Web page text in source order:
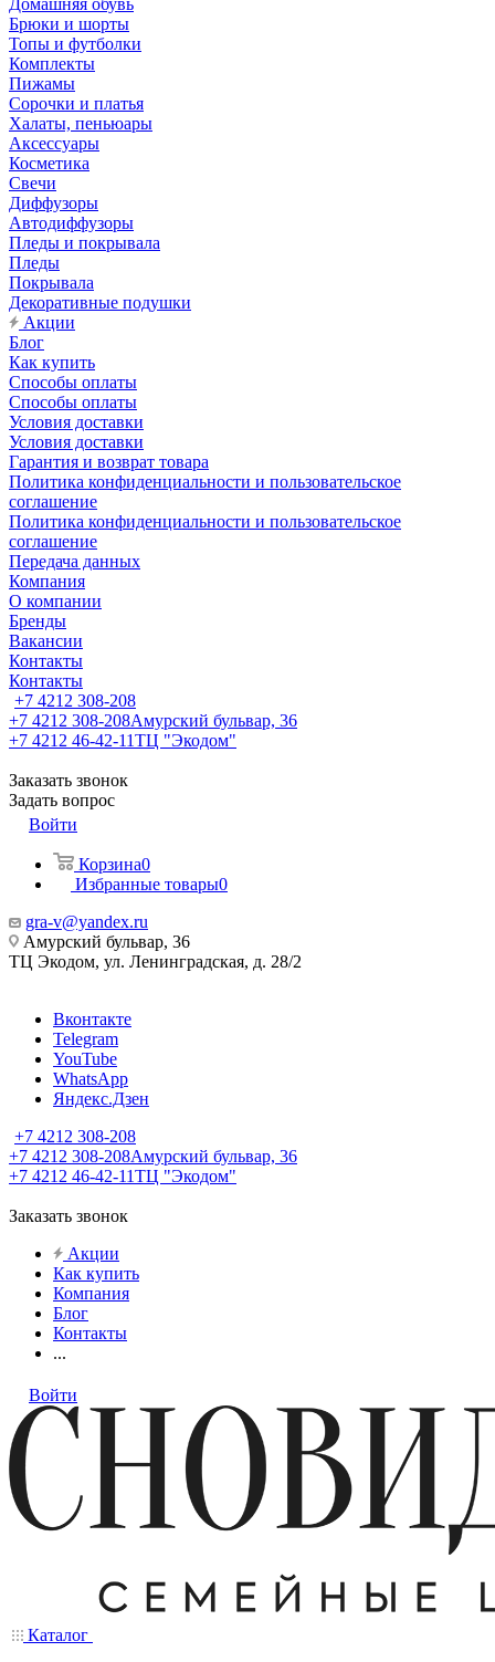
Домашняя обувь
Брюки и шорты
Топы и футболки
Комплекты
Пижамы
Сорочки и платья
Халаты, пеньюары
Аксессуары
Косметика
Свечи
Диффузоры
Автодиффузоры
Пледы и покрывала
Пледы
Покрывала
Декоративные подушки
Акции
Блог
Как купить
Способы оплаты
Способы оплаты
Условия доставки
Условия доставки
Гарантия и возврат товара
Политика конфиденциальности и пользовательское
соглашение
Политика конфиденциальности и пользовательское
соглашение
Передача данных
Компания
О компании
Бренды
Вакансии
Контакты
Контакты
+7 4212 308-208
+7 4212 308-208Амурский бульвар, 36
+7 4212 46-42-11ТЦ "Экодом"
Заказать звонок
Задать вопрос
Войти
Корзина0
Избранные товары0
gra-v@yandex.ru
Амурский бульвар, 36
ТЦ Экодом, ул. Ленинградская, д. 28/2
Вконтакте
Telegram
YouTube
WhatsApp
Яндекс.Дзен
+7 4212 308-208
+7 4212 308-208Амурский бульвар, 36
+7 4212 46-42-11ТЦ "Экодом"
Заказать звонок
Акции
Как купить
Компания
Блог
Контакты
...
Войти
Каталог